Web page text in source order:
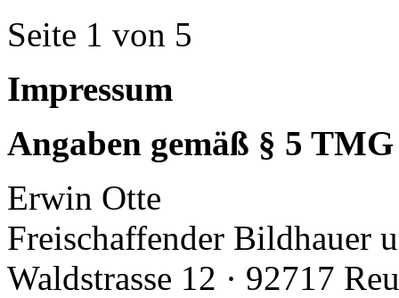
Seite 1 von 5
Impressum
Angaben gemäß § 5 TMG
Erwin Otte
Freischaffender Bildhauer
Waldstrasse 12 · 92717